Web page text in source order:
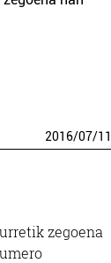
2016/07/11
zegoena